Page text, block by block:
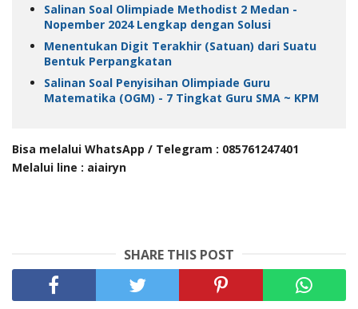
Salinan Soal Olimpiade Methodist 2 Medan -
Nopember 2024 Lengkap dengan Solusi
Menentukan Digit Terakhir (Satuan) dari Suatu
Bentuk Perpangkatan
Salinan Soal Penyisihan Olimpiade Guru
Matematika (OGM) - 7 Tingkat Guru SMA ~ KPM
Bisa melalui WhatsApp / Telegram : 085761247401
Melalui line : aiairyn
SHARE THIS POST